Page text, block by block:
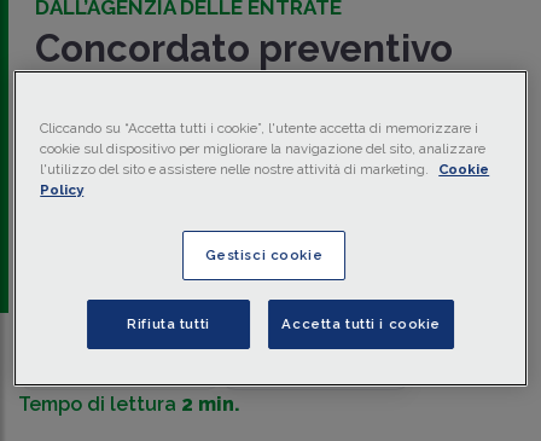
DALL’AGENZIA DELLE ENTRATE
Concordato preventivo
Con la FAQ pubblicata il 24 febbraio 2025, l'Agenzia delle
Entrate ha chiarito che i soggetti aderenti alconcordato
preventivo biennalepossono avvalersi deibenefici ai
fini IVA
redazione Memento
Tempo di lettura 2 min.
Cliccando su “Accetta tutti i cookie”, l'utente accetta di memorizzare i
cookie sul dispositivo per migliorare la navigazione del sito, analizzare
l'utilizzo del sito e assistere nelle nostre attività di marketing.
Cookie
Policy
Gestisci cookie
Rifiuta tutti Accetta tutti i cookie